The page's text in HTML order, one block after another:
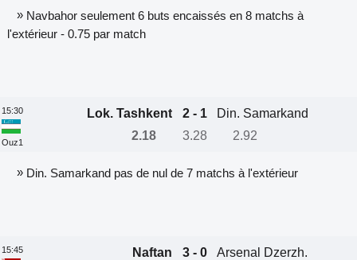
»Navbahor seulement 6 buts encaissés en 8 matchs à
l'extérieur - 0.75 par match
15:30
Ouz1
Lok. Tashkent 2 - 1
Din. Samarkand
2.18
3.28 2.92
»Din. Samarkand pas de nul de 7 matchs à l'extérieur
15:45 Naftan 3 - 0
Arsenal Dzerzh.